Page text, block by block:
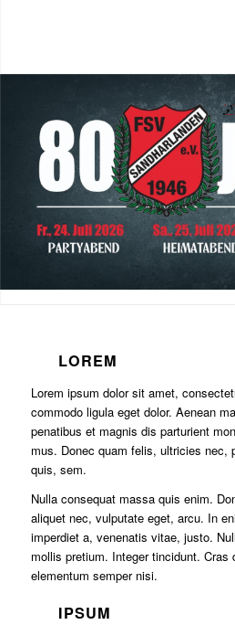
LOREM
Lorem ipsum dolor sit amet,
commodo ligula eget dolor. Aenean
penatibus et magnis dis parturient
mus. Donec quam felis, ultricies nec,
quis, sem.
Nulla consequat massa quis enim.
aliquet nec, vulputate eget, arcu. In
imperdiet a, venenatis vitae, justo.
mollis pretium. Integer tincidunt. Cras
elementum semper nisi.
IPSUM